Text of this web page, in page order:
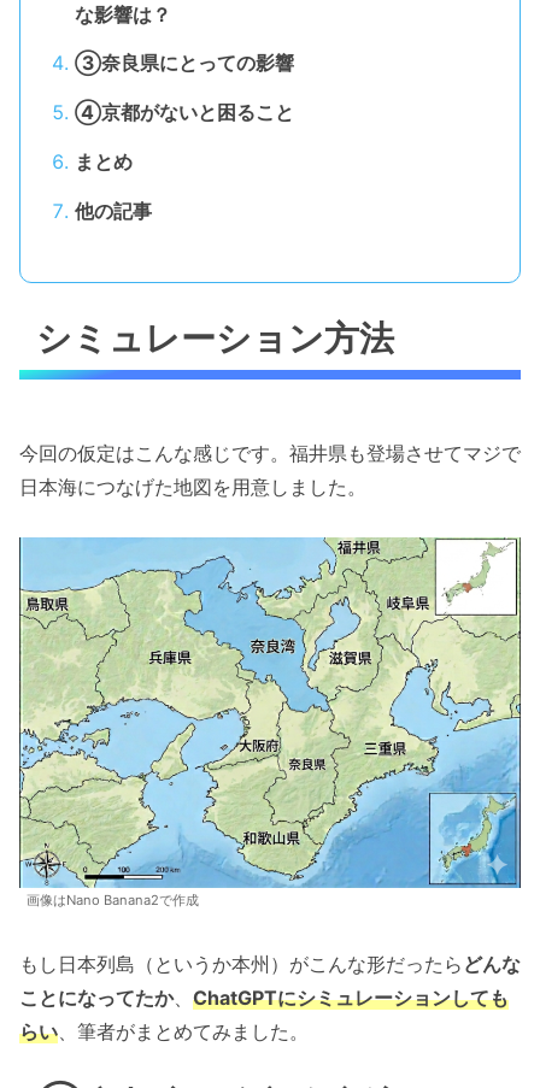
な影響は？
③奈良県にとっての影響
④京都がないと困ること
まとめ
他の記事
シミュレーション方法
今回の仮定はこんな感じです。福井県も登場させてマジで
日本海につなげた地図を用意しました。
画像はNano Banana2で作成
もし日本列島（というか本州）がこんな形だったら どんな
ことになってたか、 ChatGPTにシミュレーションしても
らい、筆者がまとめてみました。